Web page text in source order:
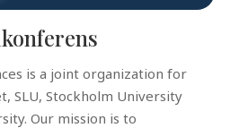
is a joint organization for
SLU, Stockholm University
Our mission is to